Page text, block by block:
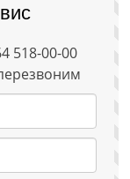
518-00-00